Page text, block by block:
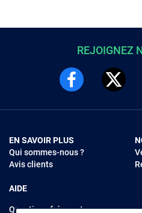
REJOIGNEZ
EN SAVOIR PLUS
Qui sommes-nous ?
Avis clients
AIDE
Questions fréquentes